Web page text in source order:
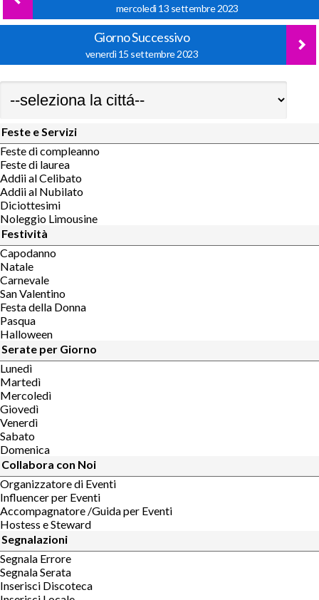
mercoledì 13 settembre 2023
Giorno Successivo
venerdì 15 settembre 2023
Feste e Servizi
Feste di compleanno
Feste di laurea
Addii al Celibato
Addii al Nubilato
Diciottesimi
Noleggio Limousine
Festività
Capodanno
Natale
Carnevale
San Valentino
Festa della Donna
Pasqua
Halloween
Serate per Giorno
Lunedì
Martedì
Mercoledì
Giovedì
Venerdì
Sabato
Domenica
Collabora con Noi
Organizzatore di Eventi
Influencer per Eventi
Accompagnatore /Guida per Eventi
Hostess e Steward
Segnalazioni
Segnala Errore
Segnala Serata
Inserisci Discoteca